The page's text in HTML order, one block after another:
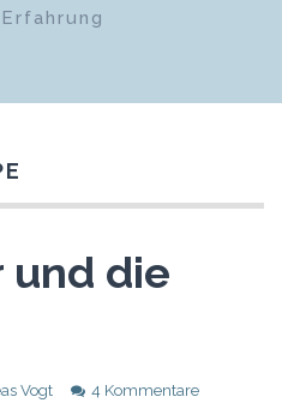
und die
Vogt 4 Kommentare